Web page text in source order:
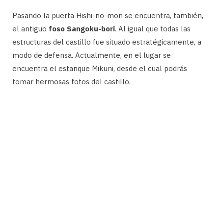
Pasando la puerta Hishi-no-mon se encuentra, también,
el antiguo foso Sangoku-bori. Al igual que todas las
estructuras del castillo fue situado estratégicamente, a
modo de defensa. Actualmente, en el lugar se
encuentra el estanque Mikuni, desde el cual podrás
tomar hermosas fotos del castillo.